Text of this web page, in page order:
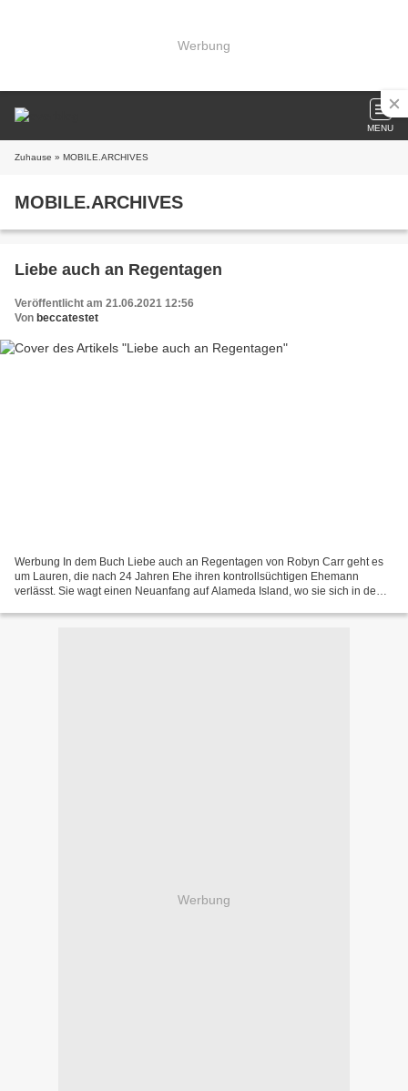
Werbung
MENU
Zuhause » MOBILE.ARCHIVES
MOBILE.ARCHIVES
Liebe auch an Regentagen
Veröffentlicht am 21.06.2021 12:56
Von beccatestet
Werbung In dem Buch Liebe auch an Regentagen von Robyn Carr geht es
um Lauren, die nach 24 Jahren Ehe ihren kontrollsüchtigen Ehemann
verlässt. Sie wagt einen Neuanfang auf Alameda Island, wo sie sich in dem
Werbung